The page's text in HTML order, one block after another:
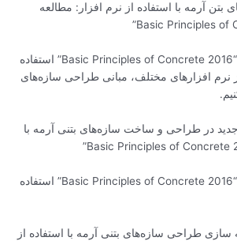
آرمه با استفاده از نرم افزار: مطالعه
در این بخش، از کتاب “Basic Principles of Concrete 2016” استفاده
نرم افزارهای مختلف، مبانی طراحی سازه‌های
در طراحی و ساخت سازه‌های بتنی آرمه با
در این بخش، از کتاب “Basic Principles of Concrete 2016” استفاده
طراحی سازه‌های بتنی آرمه با استفاده از